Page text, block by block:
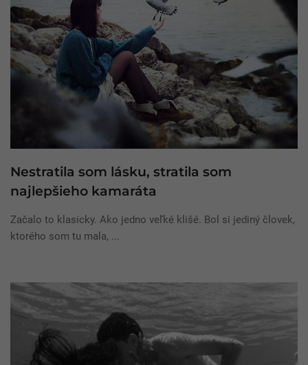
Nestratila som lásku, stratila som
najlepšieho kamaráta
Začalo to klasicky. Ako jedno veľké klišé. Bol si jediný človek,
ktorého som tu mala, ...